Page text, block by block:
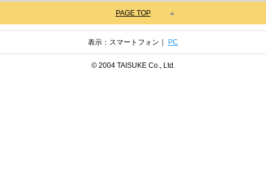
PAGE TOP
表示：スマートフォン｜ PC
© 2004 TAISUKE Co., Ltd.